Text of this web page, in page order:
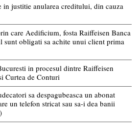
justitie anularea creditului, din cauza
care Aedificium, fosta Raiffeisen Banca
sunt obligati sa achite unui client prima
in procesul dintre Raiffeisen
Curtea de Conturi
sa despagubeasca un abonat
un telefon stricat sau sa-i dea banii